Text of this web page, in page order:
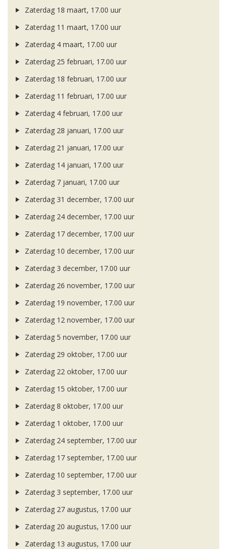
Zaterdag 18 maart, 17.00 uur
Zaterdag 11 maart, 17.00 uur
Zaterdag 4 maart, 17.00 uur
Zaterdag 25 februari, 17.00 uur
Zaterdag 18 februari, 17.00 uur
Zaterdag 11 februari, 17.00 uur
Zaterdag 4 februari, 17.00 uur
Zaterdag 28 januari, 17.00 uur
Zaterdag 21 januari, 17.00 uur
Zaterdag 14 januari, 17.00 uur
Zaterdag 7 januari, 17.00 uur
Zaterdag 31 december, 17.00 uur
Zaterdag 24 december, 17.00 uur
Zaterdag 17 december, 17.00 uur
Zaterdag 10 december, 17.00 uur
Zaterdag 3 december, 17.00 uur
Zaterdag 26 november, 17.00 uur
Zaterdag 19 november, 17.00 uur
Zaterdag 12 november, 17.00 uur
Zaterdag 5 november, 17.00 uur
Zaterdag 29 oktober, 17.00 uur
Zaterdag 22 oktober, 17.00 uur
Zaterdag 15 oktober, 17.00 uur
Zaterdag 8 oktober, 17.00 uur
Zaterdag 1 oktober, 17.00 uur
Zaterdag 24 september, 17.00 uur
Zaterdag 17 september, 17.00 uur
Zaterdag 10 september, 17.00 uur
Zaterdag 3 september, 17.00 uur
Zaterdag 27 augustus, 17.00 uur
Zaterdag 20 augustus, 17.00 uur
Zaterdag 13 augustus, 17.00 uur